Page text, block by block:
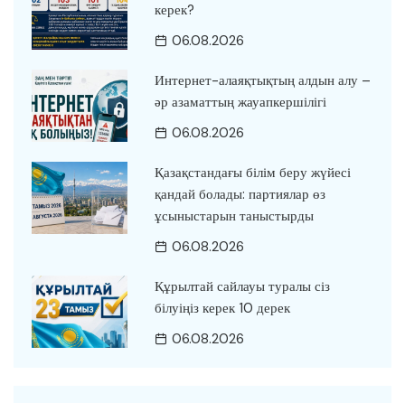
керек?
06.08.2026
Интернет-алаяқтықтың алдын алу –
әр азаматтың жауапкершілігі
06.08.2026
Қазақстандағы білім беру жүйесі
қандай болады: партиялар өз
ұсыныстарын таныстырды
06.08.2026
Құрылтай сайлауы туралы сіз
білуіңіз керек 10 дерек
06.08.2026